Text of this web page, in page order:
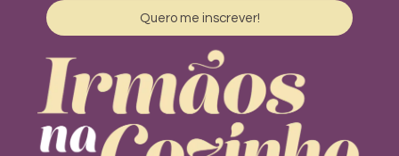
Quero me inscrever!